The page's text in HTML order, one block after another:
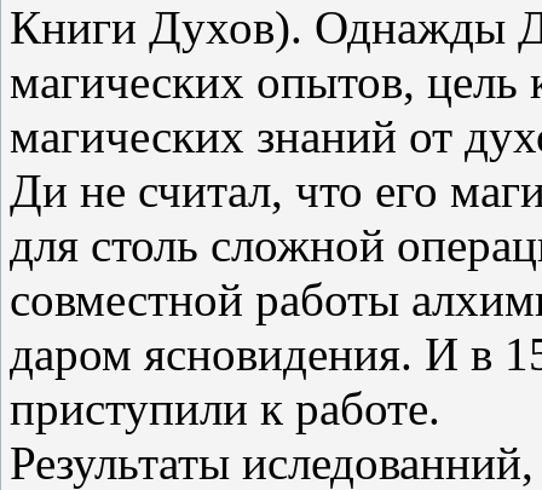
Книги Духов). Однажды
магических опытов,
магических знаний от
Ди не считал, что его
для столь сложной
совместной работы
даром ясновидения. И в
приступили к работе.
Результаты